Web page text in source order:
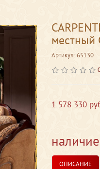
местный
Артикул: 65130
1 578 330
ОПИСАНИЕ